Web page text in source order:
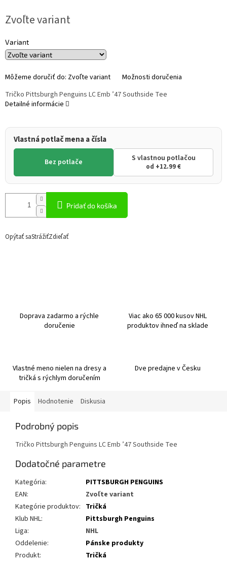
cena:
Zvoľte variant
Variant
Môžeme doručiť do: Zvoľte variant Možnosti doručenia
Vlastná potlač mena a čísla
Bez potlače S vlastnou potlačou
od +12.99 €
Pridať do košíka
Tričko Pittsburgh Penguins LC Emb ’47 Southside Tee
Detailné informácie
Opýtať saStrážiťZdieľať
Doprava zadarmo a rýchle
doručenie
Viac ako 65 000 kusov NHL
produktov ihneď na sklade
Vlastné meno nielen na dresy a
tričká s rýchlym doručením
Dve predajne v Česku
Popis Hodnotenie Diskusia
Podrobný popis
Tričko Pittsburgh Penguins LC Emb ’47 Southside Tee
Dodatočné parametre
Kategória:
PITTSBURGH PENGUINS
EAN:
Zvoľte variant
Kategórie produktov: Tričká
Klub NHL:
Pittsburgh Penguins
Liga:
NHL
Oddelenie:
Pánske produkty
Produkt:
Tričká